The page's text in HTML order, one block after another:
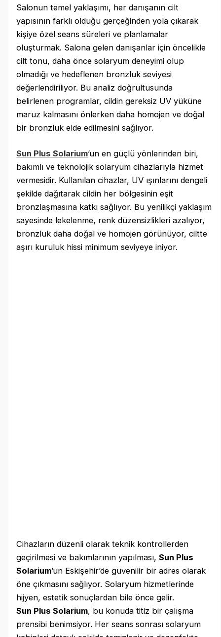
Salonun temel yaklaşımı, her danışanın cilt
yapısının farklı olduğu gerçeğinden yola çıkarak
kişiye özel seans süreleri ve planlamalar
oluşturmak. Salona gelen danışanlar için öncelikle
cilt tonu, daha önce solaryum deneyimi olup
olmadığı ve hedeflenen bronzluk seviyesi
değerlendiriliyor. Bu analiz doğrultusunda
belirlenen programlar, cildin gereksiz UV yüküne
maruz kalmasını önlerken daha homojen ve doğal
bir bronzluk elde edilmesini sağlıyor.
Sun Plus Solarium’un en güçlü yönlerinden biri,
bakımlı ve teknolojik solaryum cihazlarıyla hizmet
vermesidir. Kullanılan cihazlar, UV ışınlarını dengeli
şekilde dağıtarak cildin her bölgesinin eşit
bronzlaşmasına katkı sağlıyor. Bu yenilikçi yaklaşım
sayesinde lekelenme, renk düzensizlikleri azalıyor,
bronzluk daha doğal ve homojen görünüyor, ciltte
aşırı kuruluk hissi minimum seviyeye iniyor.
Cihazların düzenli olarak teknik kontrollerden
geçirilmesi ve bakımlarının yapılması,Sun Plus
Solarium’un Eskişehir’de güvenilir bir adres olarak
öne çıkmasını sağlıyor. Solaryum hizmetlerinde
hijyen, estetik sonuçlardan bile önce gelir.
Sun Plus Solarium, bu konuda titiz bir çalışma
prensibi benimsiyor. Her seans sonrası solaryum